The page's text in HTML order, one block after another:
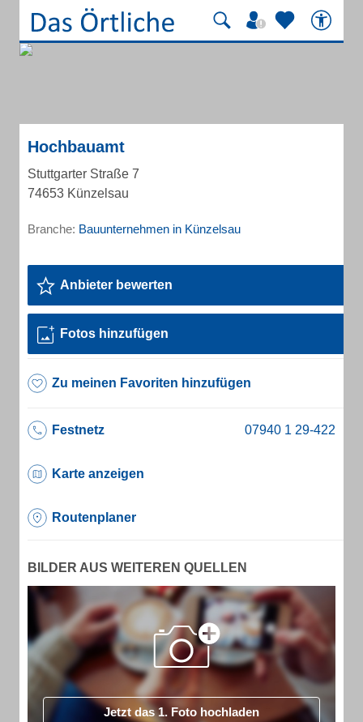
Hochbauamt
Stuttgarter Straße 7
74653 Künzelsau
Branche: Bauunternehmen in Künzelsau
Anbieter bewerten
Fotos hinzufügen
Zu meinen Favoriten hinzufügen
Festnetz
Karte anzeigen
Routenplaner
BILDER AUS WEITEREN QUELLEN
Jetzt das 1. Foto hochladen